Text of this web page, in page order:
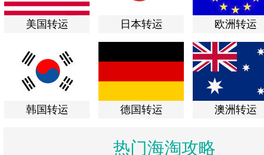
美国转运 日本转运 欧洲转运
韩国转运 德国转运 澳洲转运
热门海淘攻略